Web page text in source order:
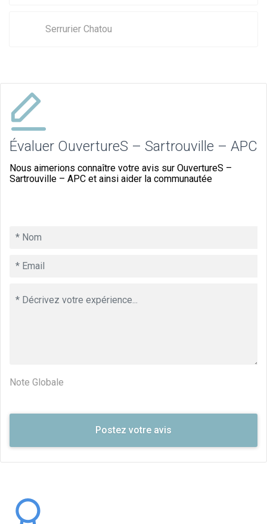
Serrurier Chatou
Évaluer OuvertureS – Sartrouville – APC
Nous aimerions connaître votre avis sur OuvertureS –
Sartrouville – APC et ainsi aider la communautée
Note Globale